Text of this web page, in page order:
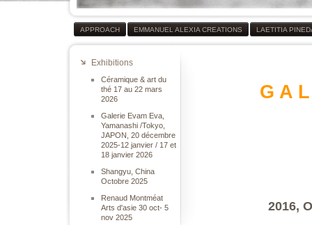
APPROACH EMMANUEL ALEXIA CREATIONS LAETITIA
Exhibitions
Céramique & art du
thé 17 au 22 mars
2026
Galerie Evam Eva,
Yamanashi /Tokyo,
JAPON, 20 décembre
2025-12 janvier / 17 et
18 janvier 2026
Shangyu, China
Octobre 2025
Renaud Montméat
Arts d'asie 30 oct- 5
nov 2025
G A
2016,